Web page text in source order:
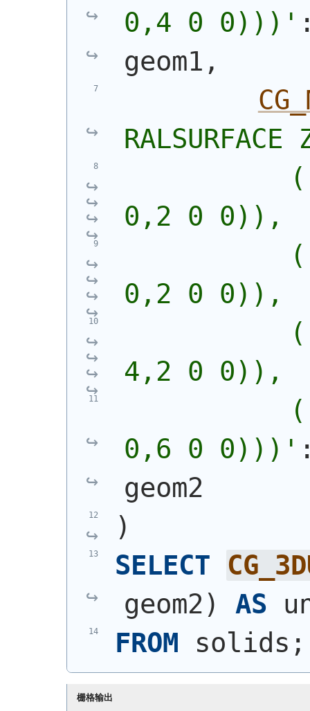
0,4 0 0))) '
geom1,
0,2 0 0)),
0,2 0 0)),
4,2 0 0)),
0,6 0 0))) '
geom2
)
SELECT
geom2) AS
FROM solids;
栅格输出